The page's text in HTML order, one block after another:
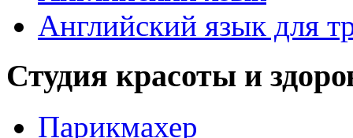
Английский язык для
Студия красоты и
Парикмахер